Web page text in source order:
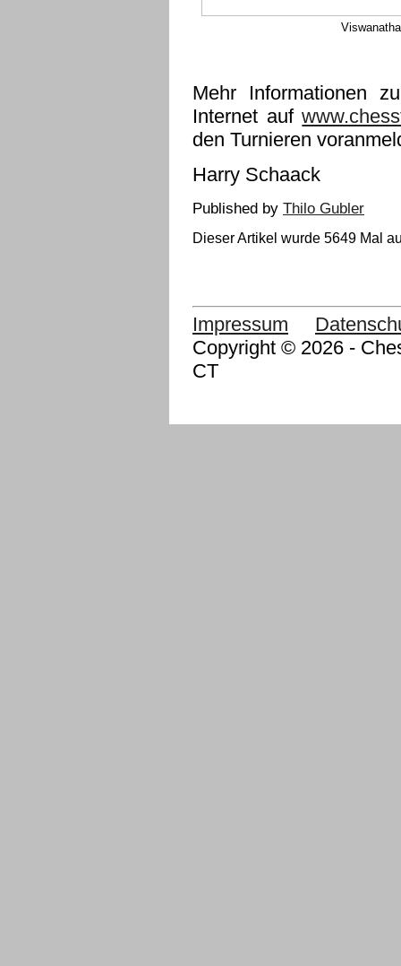
Mehr Informationen
Internet auf
den Turnieren
Harry Schaack
Published by Thilo Gubler
Dieser Artikel wurde 5649 Mal
Impressum
Copyright © 2026 -
CT